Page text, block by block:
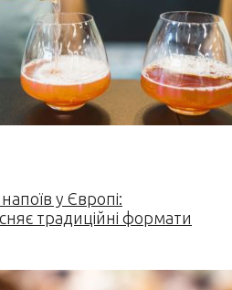
у Європі:
традиційні формати